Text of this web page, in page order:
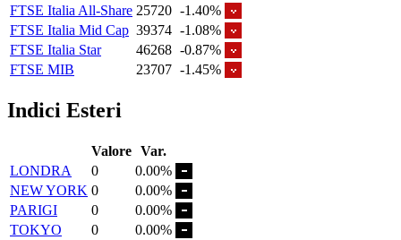
FTSE Italia All-Share 25720 -1.40%
FTSE Italia Mid Cap 39374 -1.08%
FTSE Italia Star
46268 -0.87%
FTSE MIB
23707 -1.45%
Indici Esteri
Valore Var.
LONDRA
0
0.00%
NEW YORK 0
0.00%
PARIGI
0
0.00%
TOKYO
0
0.00%